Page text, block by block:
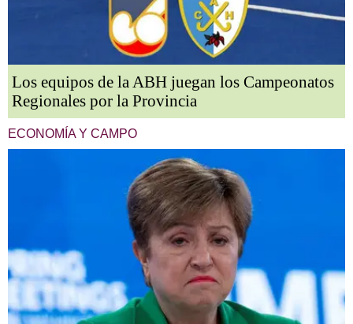
Los equipos de la ABH juegan los Campeonatos
Regionales por la Provincia
ECONOMÍA Y CAMPO